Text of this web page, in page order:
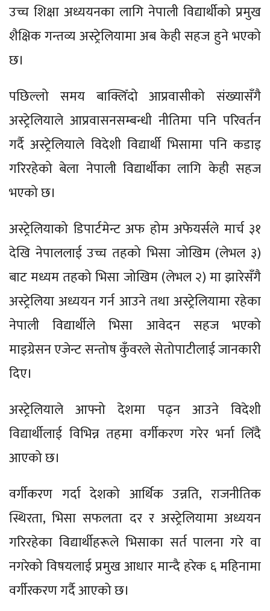
उच्च शिक्षा अध्ययनका लागि नेपाली विद्यार्थीको प्रमुख
शैक्षिक गन्तव्य अस्ट्रेलियामा अब केही सहज हुने भएको
छ।
पछिल्लो समय बाक्लिँदो आप्रवासीको संख्यासँगै
अस्ट्रेलियाले आप्रवासनसम्बन्धी नीतिमा पनि परिवर्तन
गर्दै अस्ट्रेलियाले विदेशी विद्यार्थी भिसामा पनि कडाइ
गरिरहेको बेला नेपाली विद्यार्थीका लागि केही सहज
भएको छ।
अस्ट्रेलियाको डिपार्टमेन्ट अफ होम अफेयर्सले मार्च ३१
देखि नेपाललाई उच्च तहको भिसा जोखिम (लेभल ३)
बाट मध्यम तहको भिसा जोखिम (लेभल २) मा झारेसँगै
अस्ट्रेलिया अध्ययन गर्न आउने तथा अस्ट्रेलियामा रहेका
नेपाली विद्यार्थीले भिसा आवेदन सहज भएको
माइग्रेसन एजेन्ट सन्तोष कुँवरले सेतोपाटीलाई जानकारी
दिए।
अस्ट्रेलियाले आफ्नो देशमा पढ्न आउने विदेशी
विद्यार्थीलाई विभिन्न तहमा वर्गीकरण गरेर भर्ना लिँदै
आएको छ।
वर्गीकरण गर्दा देशको आर्थिक उन्नति, राजनीतिक
स्थिरता, भिसा सफलता दर र अस्ट्रेलियामा अध्ययन
गरिरहेका विद्यार्थीहरूले भिसाका सर्त पालना गरे वा
नगरेको विषयलाई प्रमुख आधार मान्दै हरेक ६ महिनामा
वर्गीरकरण गर्दै आएको छ।